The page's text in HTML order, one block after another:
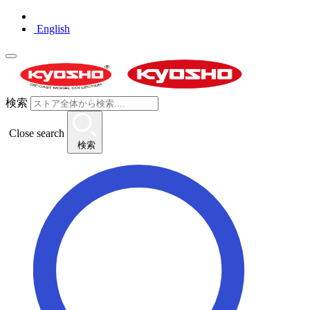
English
検索
Close search
検索